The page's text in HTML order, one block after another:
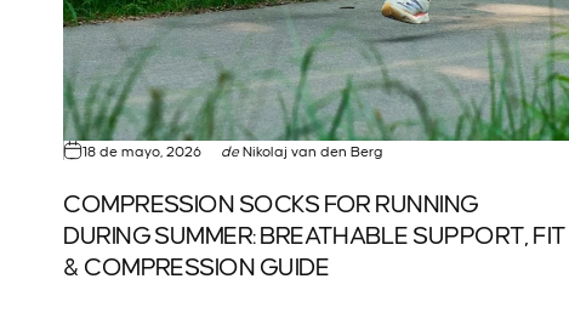
18 de mayo, 2026 de Nikolaj van den Berg
COMPRESSION SOCKS FOR RUNNING
DURING SUMMER: BREATHABLE SUPPORT, FIT
& COMPRESSION GUIDE